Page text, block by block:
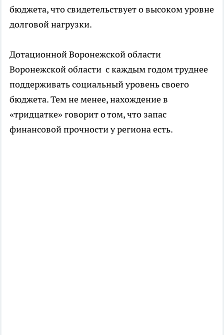
бюджета, что свидетельствует о высоком уровне
долговой нагрузки.
Дотационной Воронежской области
Воронежской области с каждым годом труднее
поддерживать социальный уровень своего
бюджета. Тем не менее, нахождение в
«тридцатке» говорит о том, что запас
финансовой прочности у региона есть.